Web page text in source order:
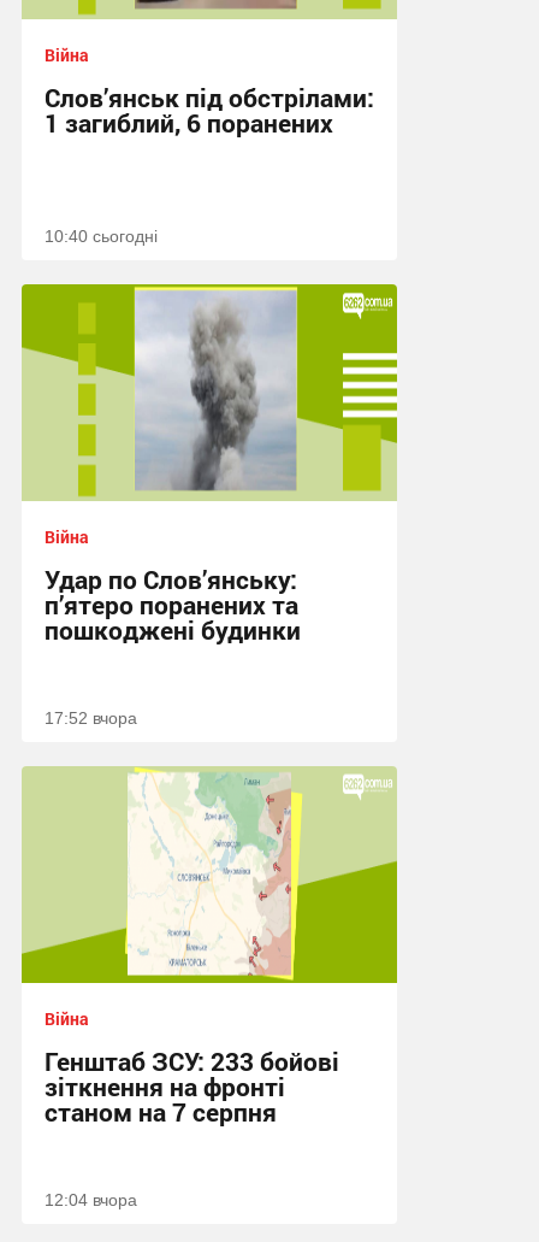
Війна
Слов’янськ під обстрілами:
1 загиблий, 6 поранених
10:40 сьогодні
Війна
Удар по Слов’янську:
п’ятеро поранених та
пошкоджені будинки
17:52 вчора
Війна
Генштаб ЗСУ: 233 бойові
зіткнення на фронті
станом на 7 серпня
12:04 вчора